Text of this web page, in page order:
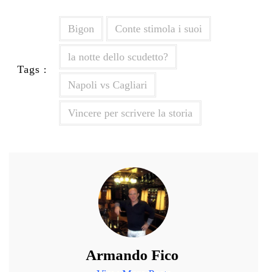
Tags :
Bigon Conte stimola i suoi
la notte dello scudetto?
Napoli vs Cagliari
Vincere per scrivere la storia
Armando Fico